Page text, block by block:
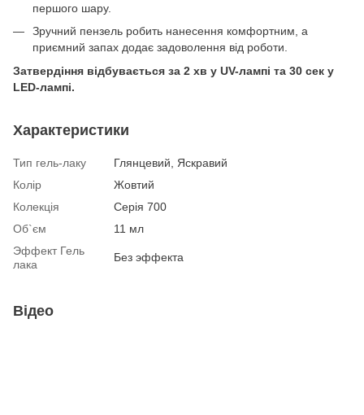
першого шару.
Зручний пензель робить нанесення комфортним, а
приємний запах додає задоволення від роботи.
Затвердіння відбувається за 2 хв у UV-лампі та 30 сек у
LED-лампі.
Характеристики
Тип гель-лаку
Глянцевий, Яскравий
Колір
Жовтий
Колекція
Серія 700
Об`єм
11 мл
Эффект Гель
лака
Без эффекта
Відео